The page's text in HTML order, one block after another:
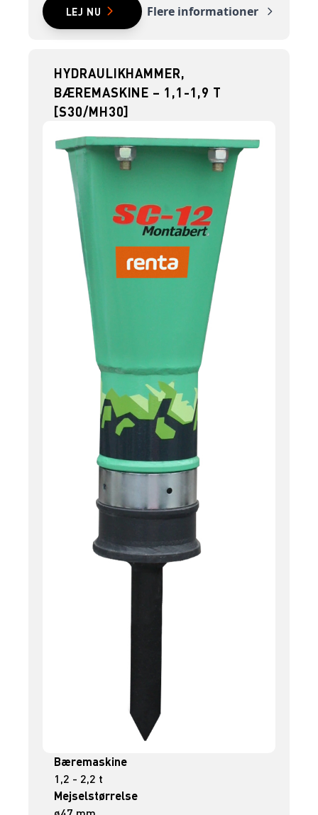
LEJ NU Flere informationer
HYDRAULIKHAMMER,
BÆREMASKINE – 1,1-1,9 T
[S30/MH30]
Bæremaskine
1,2 - 2,2 t
Mejselstørrelse